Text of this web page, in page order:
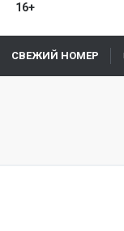
16+
СВЕЖИЙ НОМЕР